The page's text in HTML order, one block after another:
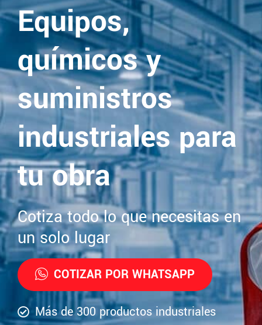
Equipos,
químicos y
suministros
industriales para
tu obra
Cotiza todo lo que necesitas en
un solo lugar
COTIZAR POR WHATSAPP
Más de 300 productos industriales